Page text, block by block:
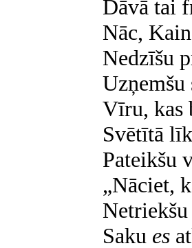
Dāvā tai
Nāc,
Nedzīšu
Vīru, kas
Svētītā
Pateikšu
„Nāciet,
Saku es